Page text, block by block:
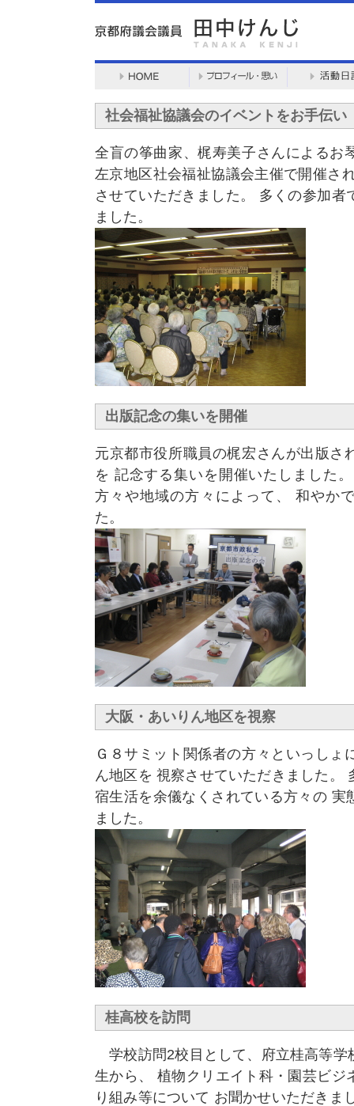
社会福祉協議会のイベントをお手伝い
全盲の筝曲家、梶寿美子さんによるお
左京地区社会福祉協議会主催で開催さ
させていただきました。 多くの参加者
ました。
出版記念の集いを開催
元京都市役所職員の梶宏さんが出版さ
を 記念する集いを開催いたしました
方々や地域の方々によって、 和やか
た。
大阪・あいりん地区を視察
Ｇ８サミット関係者の方々といっしょ
ん地区を 視察させていただきました。
宿生活を余儀なくされている方々の 実
ました。
桂高校を訪問
学校訪問2校目として、府立桂高等学
生から、 植物クリエイト科・園芸ビジ
り組み等について お聞かせいただきま